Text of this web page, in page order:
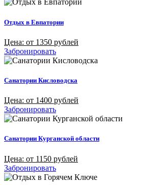
Отдых в Евпатории
Цена: от 1350 рублей
Забронировать
Санатории Кисловодска
Цена: от 1400 рублей
Забронировать
Санатории Курганской области
Цена: от 1150 рублей
Забронировать